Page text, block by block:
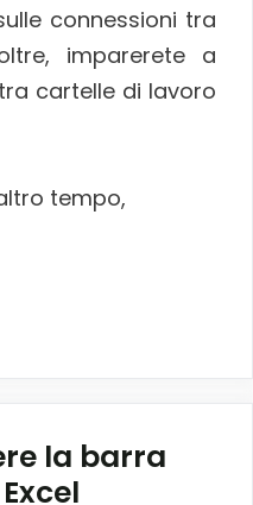
connessioni tra
imparerete a
cartelle di lavoro
tempo,
la barra